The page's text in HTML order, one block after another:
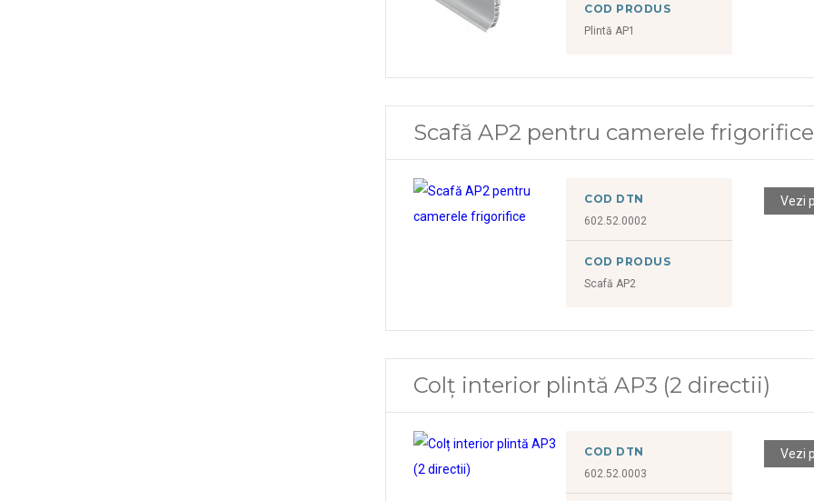
COD PRODUS
Plintă AP1
Scafă AP2 pentru camerele frigorifice
COD DTN
602.52.0002
COD PRODUS
Scafă AP2
Vezi
Colț interior plintă AP3 (2 directii)
COD DTN
602.52.0003
Vezi